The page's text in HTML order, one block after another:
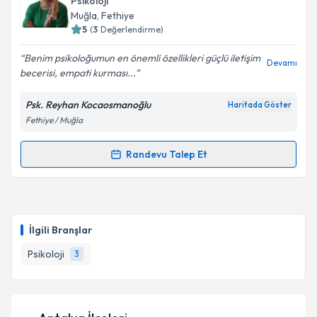
İlgili Branşlar
Psikoloji
3
için bir takvim hazırlandığında e-posta ile
bilgilendireceğiz.
E-posta Adresiniz
Kişisel verilerimin işlenmesine ilişkin
Metni'ni okudum ve kişisel verilerimin belirtilen
kapsamda işlenmesini kabul ediyorum.
Muğla, Fethiye
5 (3 Değerlendirme)
Benim psikoloğumun en önemli özellikleri güçlü iletişim
becerisi, empati kurması...
Devamı
Psk. Reyhan Kocaosmanoğlu Haritada Göster
Fethiye / Muğla
Randevu Talep Et
Randevu Takvimi Talebi
için bir takvim hazırlandığında e-posta ile
bilgilendireceğiz.
E-posta Adresiniz